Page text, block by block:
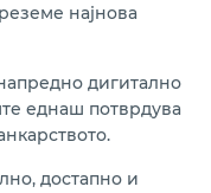
најнова
дигитално
еднаш потврдува
достапно и